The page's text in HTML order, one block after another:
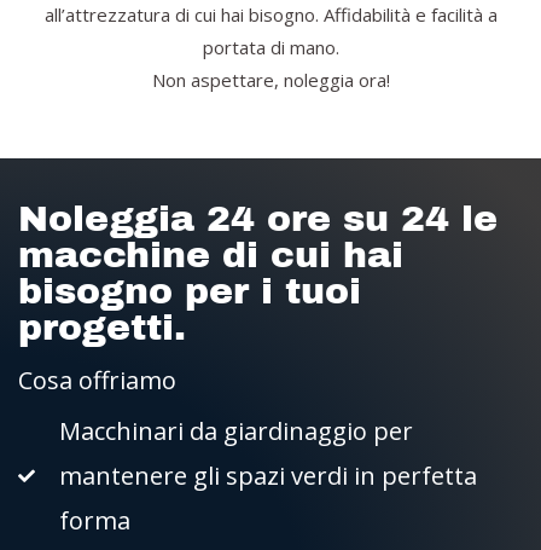
all’attrezzatura di cui hai bisogno. Affidabilità e facilità a
portata di mano.
Non aspettare, noleggia ora!
Noleggia 24 ore su 24 le
macchine di cui hai
bisogno per i tuoi
progetti.
Cosa offriamo
Macchinari da giardinaggio per
mantenere gli spazi verdi in perfetta
forma